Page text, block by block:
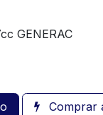
GENERAC
Comprar